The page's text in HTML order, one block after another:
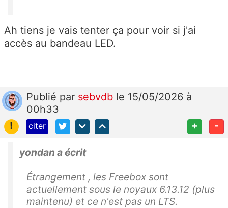
Ah tiens je vais tenter ça pour voir si j'ai
accès au bandeau LED.
Publié par sebvdb le 15/05/2026 à
00h33
!
citer + -
yondan a écrit
Étrangement , les Freebox sont
actuellement sous le noyaux 6.13.12 (plus
maintenu) et ce n'est pas un LTS.